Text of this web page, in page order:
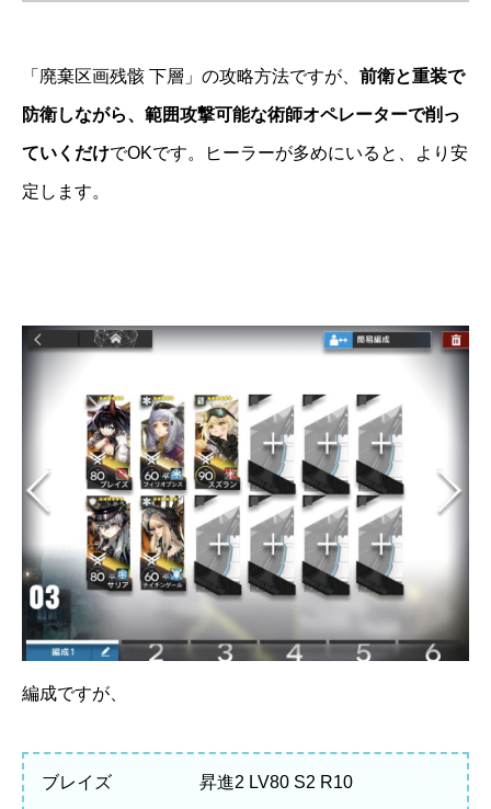
「廃棄区画残骸 下層」の攻略方法ですが、 前衛と重装で
防衛しながら、範囲攻撃可能な術師オペレーターで削っ
ていくだけでOKです。ヒーラーが多めにいると、より安
定します。
編成ですが、
ブレイズ 昇進2 LV80 S2 R10